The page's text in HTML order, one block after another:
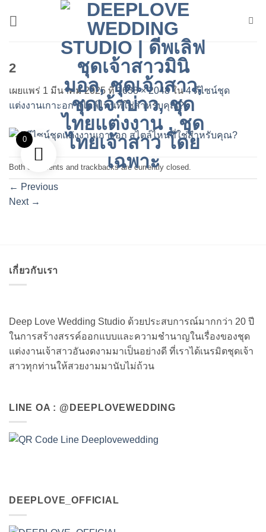
2
เผยแพร่ 1 มีนาคม 2025 ที่1638 × 2048ใน4 ดีไซน์ชุด
แต่งงานเกาะอก สไตล์ไหนที่ใช่สำหรับคุณ?
Both comments and trackbacks are currently closed.
← Previous
Next →
เกี่ยวกับเรา
Deep Love Wedding Studio ด้วยประสบการณ์มากกว่า 20 ปี
ในการสร้างสรรค์ออกแบบและความชำนาญในเรื่องของชุด
แต่งงานเจ้าสาวอันงดงามมาเป็นอย่างดี ที่เราได้เนรมิตชุดเจ้า
สาวทุกท่านให้สวยงามมานับไม่ถ้วน
LINE OA : @DEEPLOVEWEDDING
DEEPLOVE_OFFICIAL
0